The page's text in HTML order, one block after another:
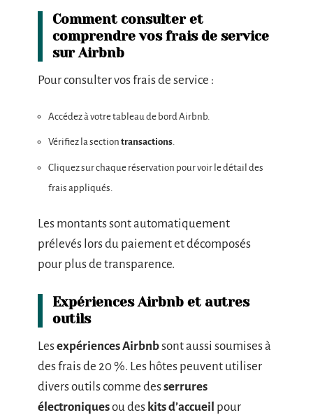
Comment consulter et
comprendre vos frais de service
sur Airbnb
Pour consulter vos frais de service :
Accédez à votre tableau de bord Airbnb.
Vérifiez la section transactions.
Cliquez sur chaque réservation pour voir le détail des
frais appliqués.
Les montants sont automatiquement
prélevés lors du paiement et décomposés
pour plus de transparence.
Expériences Airbnb et autres
outils
Lesexpériences Airbnbsont aussi soumises à
des frais de 20 %. Les hôtes peuvent utiliser
divers outils comme desserrures
électroniquesou des kits d’accueil pour